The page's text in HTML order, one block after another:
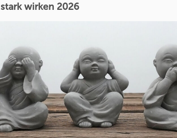
stark wirken 2026